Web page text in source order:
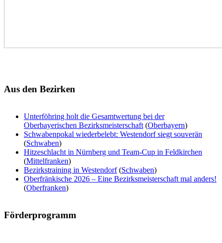
Aus den Bezirken
Unterföhring holt die Gesamtwertung bei der
Oberbayerischen Bezirksmeisterschaft (Oberbayern)
Schwabenpokal wiederbelebt: Westendorf siegt souverän
(Schwaben)
Hitzeschlacht in Nürnberg und Team-Cup in Feldkirchen
(Mittelfranken)
Bezirkstraining in Westendorf (Schwaben)
Oberfränkische 2026 – Eine Bezirksmeisterschaft mal anders!
(Oberfranken)
Förderprogramm